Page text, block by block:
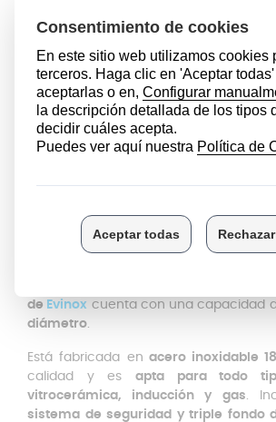
AÑADIR AL CARRITO
ÚLTIMAS UNIDADES EN STOCK
Es importante tener en cuenta las
de Evinox cuenta con una capacidad
diámetro.
Está fabricada en acero inoxidable
calidad y es apta para todo
vitrocerámica, inducción y gas.
sistema de seguridad y triple fondo